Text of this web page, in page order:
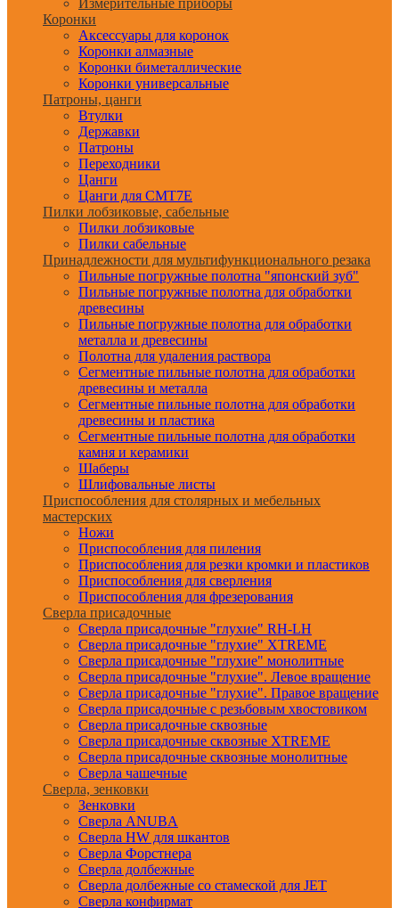
Измерительные приборы
Коронки
Аксессуары для коронок
Коронки алмазные
Коронки биметаллические
Коронки универсальные
Патроны, цанги
Втулки
Державки
Патроны
Переходники
Цанги
Цанги для CMT7E
Пилки лобзиковые, сабельные
Пилки лобзиковые
Пилки сабельные
Принадлежности для мультифункционального резака
Пильные погружные полотна "японский зуб"
Пильные погружные полотна для обработки
древесины
Пильные погружные полотна для обработки
металла и древесины
Полотна для удаления раствора
Сегментные пильные полотна для обработки
древесины и металла
Сегментные пильные полотна для обработки
древесины и пластика
Сегментные пильные полотна для обработки
камня и керамики
Шаберы
Шлифовальные листы
Приспособления для столярных и мебельных
мастерских
Ножи
Приспособления для пиления
Приспособления для резки кромки и пластиков
Приспособления для сверления
Приспособления для фрезерования
Сверла присадочные
Сверла присадочные "глухие" RH-LH
Сверла присадочные "глухие" XTREME
Сверла присадочные "глухие" монолитные
Сверла присадочные "глухие". Левое вращение
Сверла присадочные "глухие". Правое вращение
Сверла присадочные с резьбовым хвостовиком
Сверла присадочные сквозные
Сверла присадочные сквозные XTREME
Сверла присадочные сквозные монолитные
Сверла чашечные
Сверла, зенковки
Зенковки
Сверла ANUBA
Сверла HW для шкантов
Сверла Форстнера
Сверла долбежные
Сверла долбежные со стамеской для JET
Сверла конфирмат